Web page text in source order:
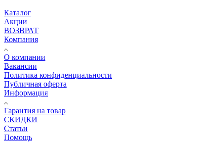
Каталог
Акции
ВОЗВРАТ
Компания
О компании
Вакансии
Политика конфиденциальности
Публичная оферта
Информация
Гарантия на товар
СКИДКИ
Статьи
Помощь